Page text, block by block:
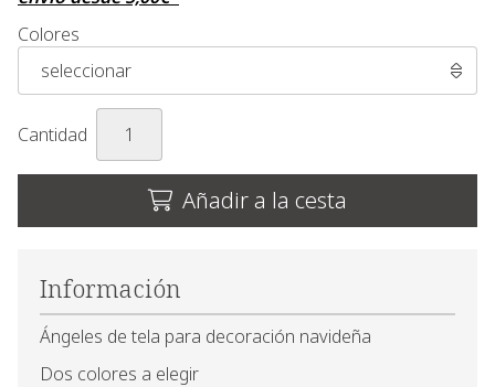
Colores
Cantidad
Añadir a la cesta
Información
Ángeles de tela para decoración navideña
Dos colores a elegir